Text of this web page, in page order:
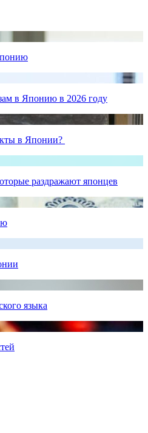
в Японию в 2026 году
в Японии?
раздражают японцев
языка